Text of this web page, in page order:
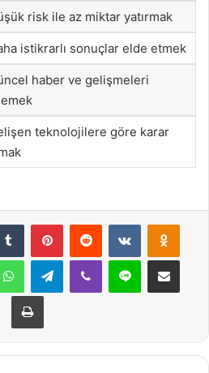
risk ile az miktar yatırmak
istikrarlı sonuçlar elde etmek
haber ve gelişmeleri
teknolojilere göre karar
Tumblr PinterestReddit VKontakte
WhatsAppTelegramViber Line E-Posta ile
Yazdır